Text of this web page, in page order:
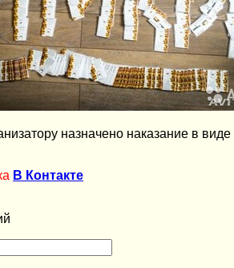
назначено наказание в
В Контакте